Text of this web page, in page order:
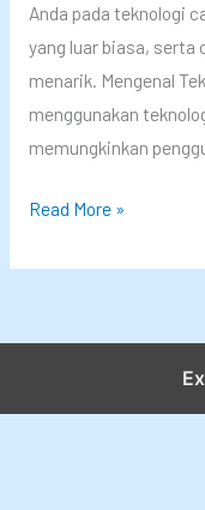
Anda pada teknologi
yang luar biasa, serta
menarik. Mengenal
menggunakan
memungkinkan
P
i
a
l
Read More »